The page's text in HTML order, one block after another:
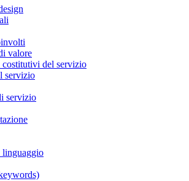
valore
costitutivi del servizio
servizio
servizio
linguaggio